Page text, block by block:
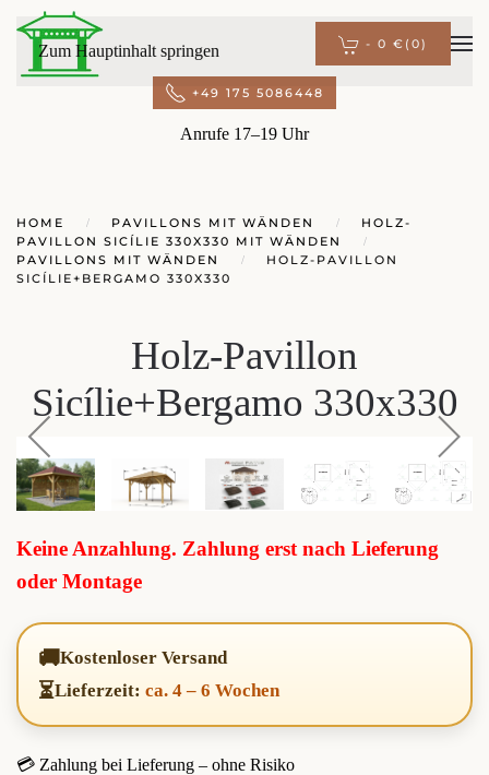
Zum Hauptinhalt springen - 0 € (0)
+49 175 5086448
Anrufe 17–19 Uhr
HOME PAVILLONS MIT WÄNDEN
HOLZ-
PAVILLON SICÍLIE 330X330 MIT WÄNDEN
PAVILLONS MIT WÄNDEN
HOLZ-PAVILLON
SICÍLIE+BERGAMO 330X330
Holz-Pavillon
Sicílie+Bergamo 330x330
Keine Anzahlung. Zahlung erst nach Lieferung
oder Montage
🚚Kostenloser Versand
⏳Lieferzeit: ca. 4 – 6 Wochen
💳 Zahlung bei Lieferung – ohne Risiko